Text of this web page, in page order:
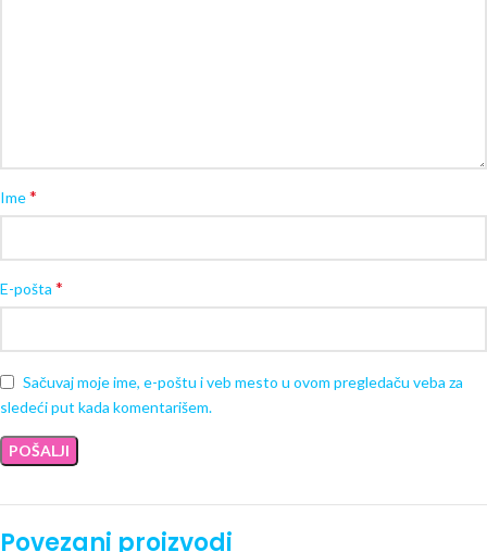
Ime*
E-pošta *
Sačuvaj moje ime, e-poštu i veb mesto u ovom pregledaču veba za
sledeći put kada komentarišem.
Povezani proizvodi